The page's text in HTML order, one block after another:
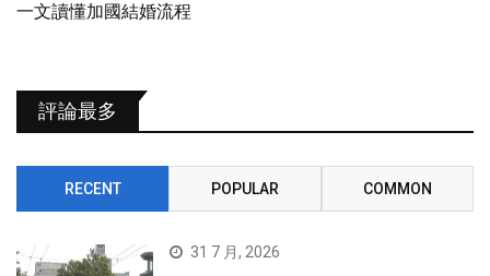
一文讀懂加國結婚流程
評論最多
RECENT POPULAR COMMON
31 7 月, 2026